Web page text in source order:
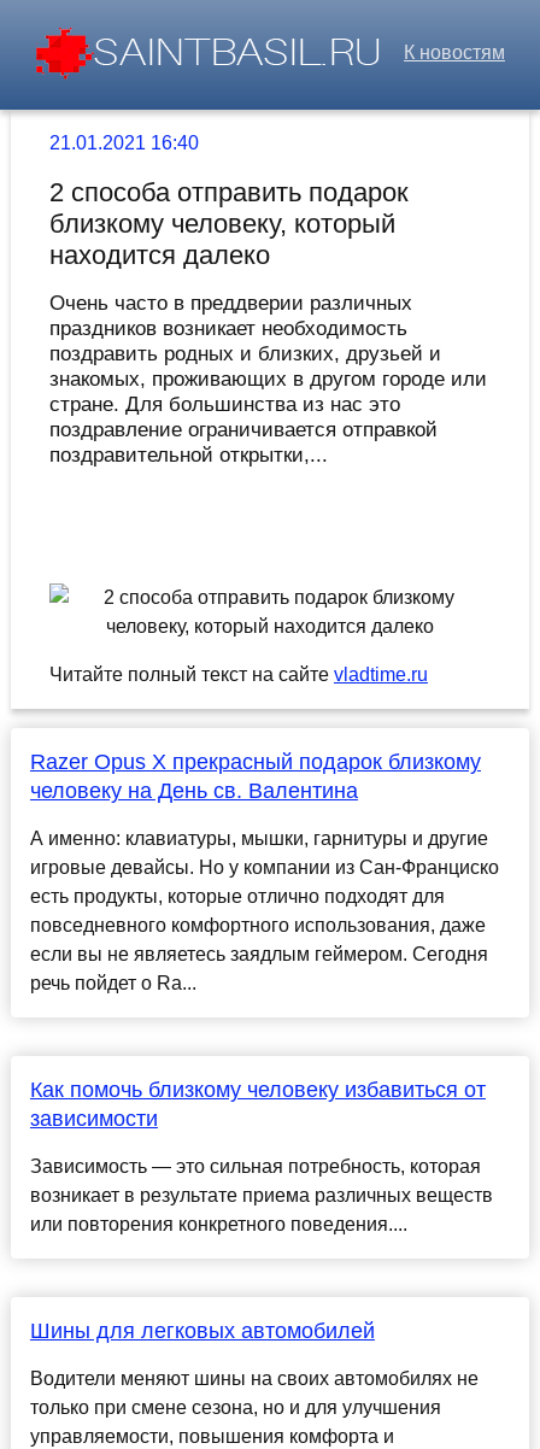
К новостям
21.01.2021 16:40
2 способа отправить подарок
близкому человеку, который
находится далеко
Очень часто в преддверии различных
праздников возникает необходимость
поздравить родных и близких, друзьей и
знакомых, проживающих в другом городе или
стране. Для большинства из нас это
поздравление ограничивается отправкой
поздравительной открытки,...
Читайте полный текст на сайте vladtime.ru
Razer Opus X прекрасный подарок близкому
человеку на День св. Валентина
А именно: клавиатуры, мышки, гарнитуры и другие
игровые девайсы. Но у компании из Сан-Франциско
есть продукты, которые отлично подходят для
повседневного комфортного использования, даже
если вы не являетесь заядлым геймером. Сегодня
речь пойдет о Ra...
Как помочь близкому человеку избавиться от
зависимости
Зависимость — это сильная потребность, которая
возникает в результате приема различных веществ
или повторения конкретного поведения....
Шины для легковых автомобилей
Водители меняют шины на своих автомобилях не
только при смене сезона, но и для улучшения
управляемости, повышения комфорта и